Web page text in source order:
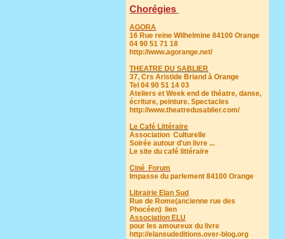
Chorégies
AGORA
16 Rue reine Wilhelmine 84100 Orange
04 90 51 71 18
http://www.agorange.net/
THEATRE DU SABLIER
37, Crs Aristide Briand à Orange
Tel 04 90 51 14 03
Ateliers et Week end de théatre, danse,
écriture, peinture. Spectacles
http://www.theatredusablier.com/
Le Café Littéraire
Association Culturelle
Soirée autour d'un livre ...
Le site du café littéraire
Ciné Forum
Impasse du parlement 84100 Orange
Librairie Elan Sud
Rue de Rome(ancienne rue des
Phocéen)
lien
Association ELU
pour les amoureux du livre
http://elansudeditions.over-blog.org